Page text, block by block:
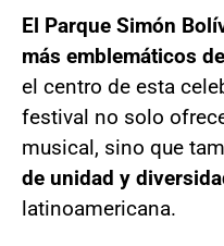
El Parque Simón
más emblemáticos
el centro de esta
festival no solo
musical, sino que
de unidad y
latinoamericana.